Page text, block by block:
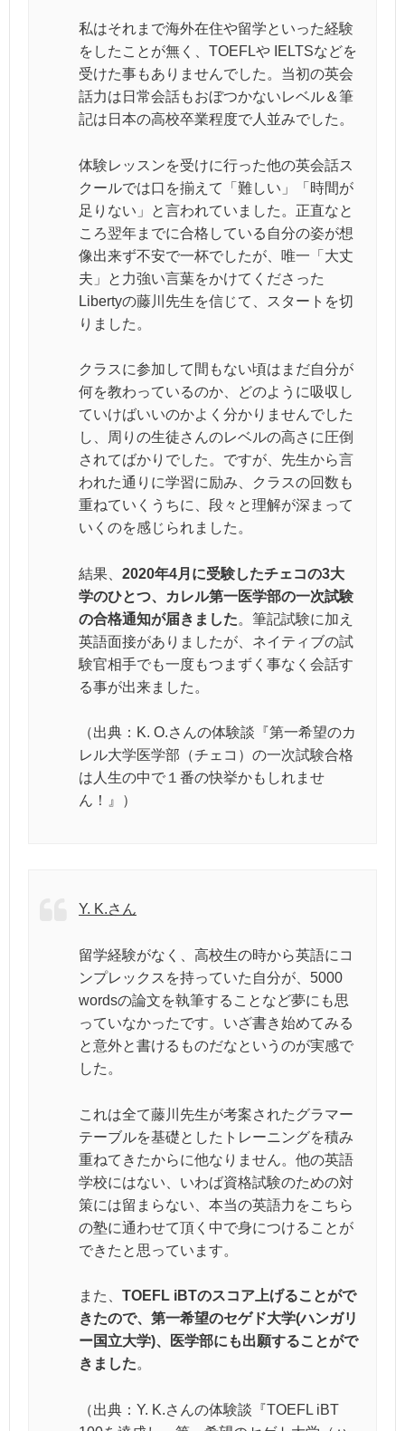
私はそれまで海外在住や留学といった経験
をしたことが無く、TOEFLや IELTSなどを
受けた事もありませんでした。当初の英会
話力は日常会話もおぼつかないレベル＆筆
記は日本の高校卒業程度で人並みでした。
体験レッスンを受けに行った他の英会話ス
クールでは口を揃えて「難しい」「時間が
足りない」と言われていました。正直なと
ころ翌年までに合格している自分の姿が想
像出来ず不安で一杯でしたが、唯一「大丈
夫」と力強い言葉をかけてくださった
Libertyの藤川先生を信じて、スタートを切
りました。
クラスに参加して間もない頃はまだ自分が
何を教わっているのか、どのように吸収し
ていけばいいのかよく分かりませんでした
し、周りの生徒さんのレベルの高さに圧倒
されてばかりでした。ですが、先生から言
われた通りに学習に励み、クラスの回数も
重ねていくうちに、段々と理解が深まって
いくのを感じられました。
結果、 2020年4月に受験したチェコの3大
学のひとつ、カレル第一医学部の一次試験
の合格通知が届きました。筆記試験に加え
英語面接がありましたが、ネイティブの試
験官相手でも一度もつまずく事なく会話す
る事が出来ました。
（出典：K. O.さんの体験談『第一希望のカ
レル大学医学部（チェコ）の一次試験合格
は人生の中で１番の快挙かもしれませ
ん！』）
Y. K.さん
留学経験がなく、高校生の時から英語にコ
ンプレックスを持っていた自分が、5000
wordsの論文を執筆することなど夢にも思
っていなかったです。いざ書き始めてみる
と意外と書けるものだなというのが実感で
した。
これは全て藤川先生が考案されたグラマー
テーブルを基礎としたトレーニングを積み
重ねてきたからに他なりません。他の英語
学校にはない、いわば資格試験のための対
策には留まらない、本当の英語力をこちら
の塾に通わせて頂く中で身につけることが
できたと思っています。
また、 TOEFL iBTのスコア上げることがで
きたので、第一希望のセゲド大学(ハンガリ
ー国立大学)、医学部にも出願することがで
きました。
（出典：Y. K.さんの体験談『TOEFL iBT